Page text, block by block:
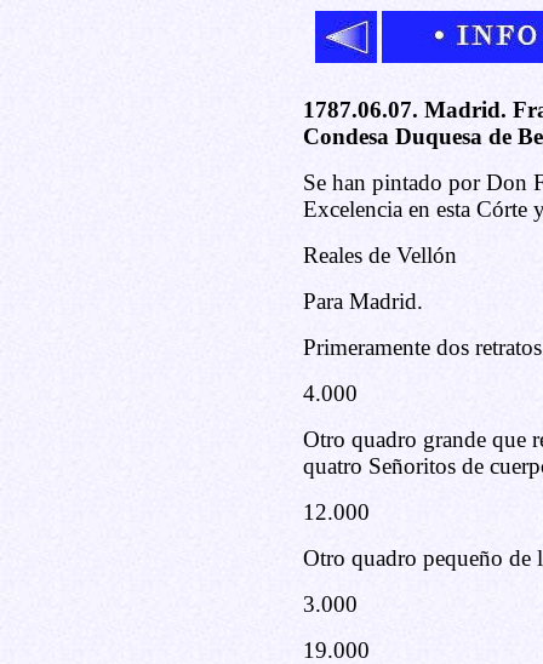
1787.06.07. Madrid.
Condesa Duquesa de
Se han pintado por Don
Excelencia en esta Córte
Reales de Vellón
Para Madrid.
Primeramente dos
4.000
Otro quadro grande que
quatro Señoritos de
12.000
Otro quadro pequeño de
3.000
19.000